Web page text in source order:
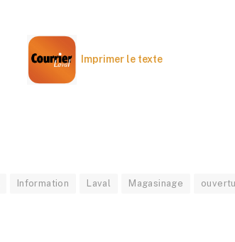
Imprimer le texte
Information Laval Magasinage